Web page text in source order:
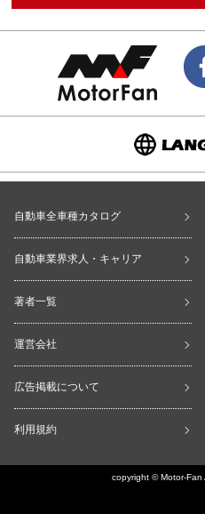
自動車全車種カタログ
自動車業界求人・キャリア